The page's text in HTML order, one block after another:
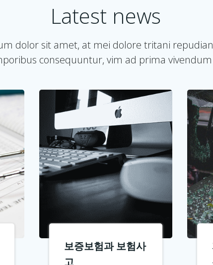
Latest news
dolor sit amet, at mei dolore tritani
consequuntur, vim ad prima
보증보험과 보험사
고